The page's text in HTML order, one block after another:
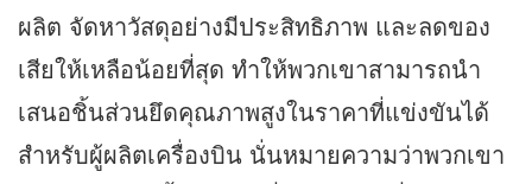
ผลิต จัดหาวัสดุอย่างมีประสิทธิภาพ และลดของ
เสียให้เหลือน้อยที่สุด ทำให้พวกเขาสามารถนำ
เสนอชิ้นส่วนยึดคุณภาพสูงในราคาที่แข่งขันได้
สำหรับผู้ผลิตเครื่องบิน นั่นหมายความว่าพวกเขา